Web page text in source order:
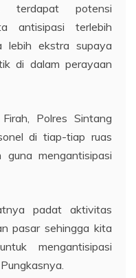
terdapat potensi
antisipasi terlebih
lebih ekstra supaya
di dalam perayaan
Polres Sintang
di tiap-tiap ruas
mengantisipasi
padat aktivitas
pasar sehingga kita
mengantisipasi